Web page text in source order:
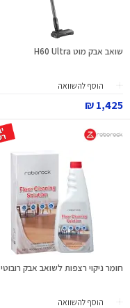
שואב אבק מוט H60 Ultra
הוסף להשוואה
1,425 ₪
חומר ניקוי רצפות לשואב אבק רובוטי
הוסף להשוואה